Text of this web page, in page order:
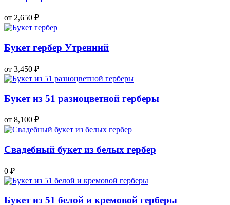
от 2,650 ₽
Букет гербер Утренний
от 3,450 ₽
Букет из 51 разноцветной герберы
от 8,100 ₽
Свадебный букет из белых гербер
0 ₽
Букет из 51 белой и кремовой герберы